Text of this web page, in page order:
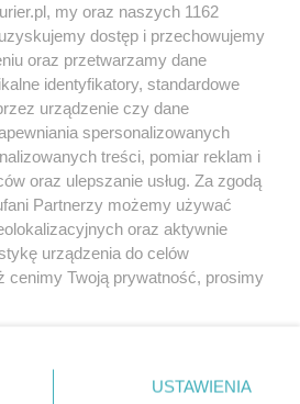
Kurier Szczeciński sp. z o.o.
my oraz naszych 1162
dostęp i przechowujemy
oraz przetwarzamy dane
identyfikatory, standardowe
urządzenie czy dane
spersonalizowanych
treści, pomiar reklam i
oraz ulepszanie usług. Za zgodą
Partnerzy możemy używać
oraz aktywnie
urządzenia do celów
cenimy Twoją prywatność, prosimy
się w lewym dolnym rogu strony
danych nie wymagają
USTAWIENIA